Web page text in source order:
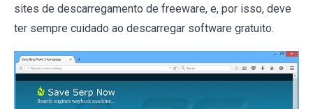
sites de descarregamento de freeware, e, por isso, deve
ter sempre cuidado ao descarregar software gratuito.